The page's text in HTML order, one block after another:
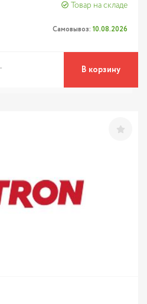
Товар на складе
Самовывоз: 10.08.2026
В корзину